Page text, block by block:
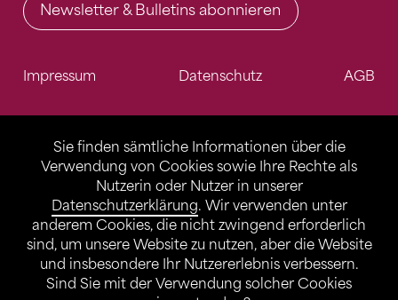
Sie finden sämtliche Informationen über die
Verwendung von Cookies sowie Ihre Rechte als
Nutzerin oder Nutzer in unserer
Datenschutzerklärung. Wir verwenden unter
anderem Cookies, die nicht zwingend erforderlich
sind, um unsere Website zu nutzen, aber die Website
und insbesondere Ihr Nutzererlebnis verbessern.
Sind Sie mit der Verwendung solcher Cookies
Newsletter & Bulletins abonnieren
Impressum Datenschutz AGB